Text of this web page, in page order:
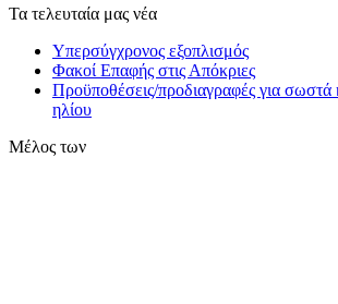
Τα τελευταία μας νέα
Υπερσύγχρονος εξοπλισμός
Φακοί Επαφής στις Απόκριες
Προϋποθέσεις/προδιαγραφές για σωστά
ηλίου
Μέλος των